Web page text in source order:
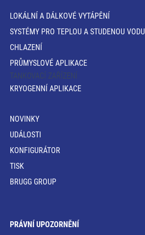
LOKÁLNÍ A DÁLKOVÉ VYTÁPĚNÍ
SYSTÉMY PRO TEPLOU A STUDENOU VODU
CHLAZENÍ
PRŮMYSLOVÉ APLIKACE
TANKOVACÍ ZAŘÍZENÍ
KRYOGENNÍ APLIKACE
NOVINKY
UDÁLOSTI
KONFIGURÁTOR
TISK
BRUGG GROUP
PRÁVNÍ UPOZORNĚNÍ